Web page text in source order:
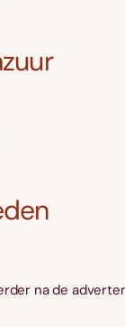
na de